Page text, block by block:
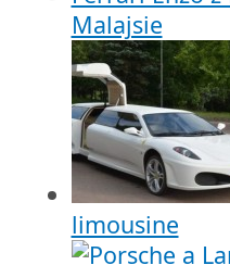
Malajsie
limousine